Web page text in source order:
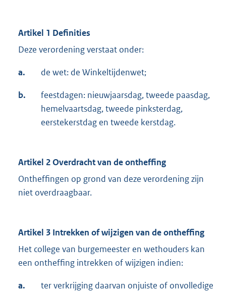
Artikel 1 Definities
Deze verordening verstaat onder:
a. de wet: de Winkeltijdenwet;
b.
feestdagen: nieuwjaarsdag, tweede paasdag,
hemelvaartsdag, tweede pinksterdag,
eerstekerstdag en tweede kerstdag.
Artikel 2 Overdracht van de ontheffing
Ontheffingen op grond van deze verordening zijn
niet overdraagbaar.
Artikel 3 Intrekken of wijzigen van de ontheffing
Het college van burgemeester en wethouders kan
een ontheffing intrekken of wijzigen indien:
a.
ter verkrijging daarvan onjuiste of onvolledige